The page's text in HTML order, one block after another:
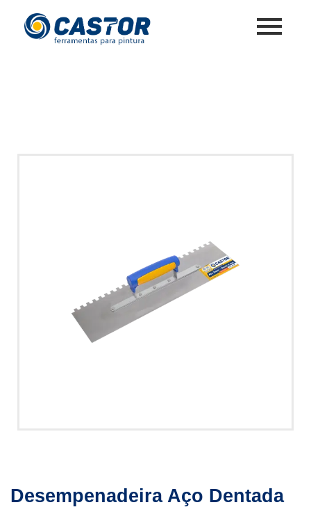
Desempenadeira Aço Dentada